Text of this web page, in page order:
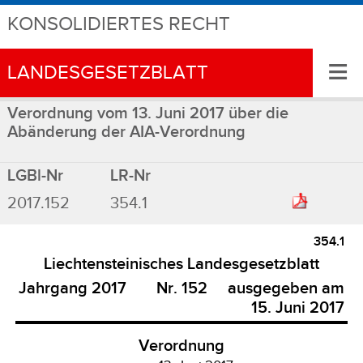
KONSOLIDIERTES RECHT
LANDESGESETZBLATT ≡
Verordnung vom 13. Juni 2017 über die
Abänderung der AIA-Verordnung
LGBl-Nr
LR-Nr
2017.152
354.1